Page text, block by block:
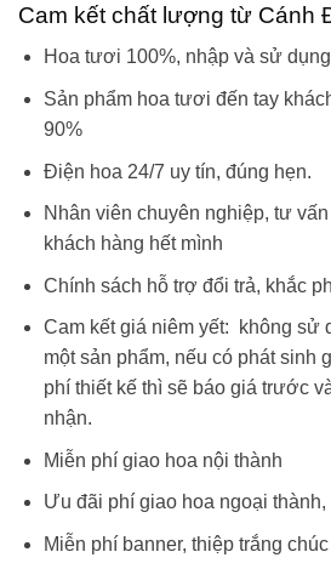
Cam kết chất lượng từ Cánh
Hoa tươi 100%, nhập và sử
Sản phẩm hoa tươi đến tay
90%
Điện hoa 24/7 uy tín, đúng hẹn.
Nhân viên chuyên nghiệp, tư
khách hàng hết mình
Chính sách hỗ trợ đổi trả, khắc
Cam kết giá niêm yết: không sử
một sản phẩm, nếu có phát sinh
phí thiết kế thì sẽ báo giá trước
nhận.
Miễn phí giao hoa nội thành
Ưu đãi phí giao hoa ngoại
Miễn phí banner, thiệp trắng